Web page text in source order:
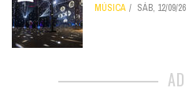
MÚSICA SÁB, 12/09/26
AD